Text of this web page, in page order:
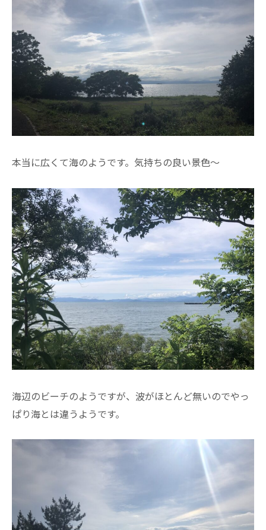
本当に広くて海のようです。気持ちの良い景色～
海辺のビーチのようですが、波がほとんど無いのでやっ
ぱり海とは違うようです。